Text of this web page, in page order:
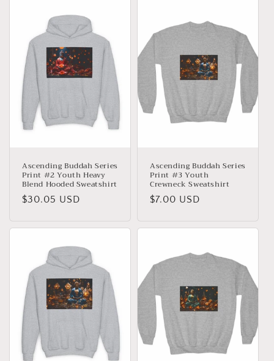
Ascending Buddah Series
Print #2 Youth Heavy
Blend Hooded Sweatshirt
Giá
thường
$30.05 USD
Ascending Buddah Series
Print #3 Youth
Crewneck Sweatshirt
Giá
thường
$7.00 USD